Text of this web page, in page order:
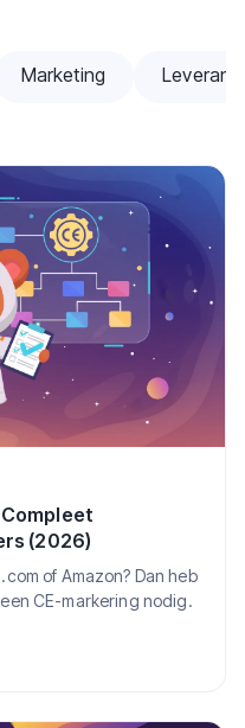
Marketing
(2026)
of Amazon? Dan heb
CE-markering nodig.